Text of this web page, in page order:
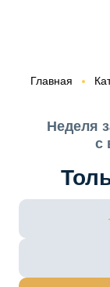
Главная
Неделя
с